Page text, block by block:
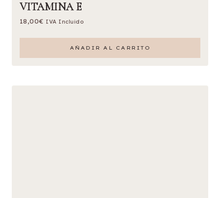
VITAMINA E
18,00€ IVA Incluido
AÑADIR AL CARRITO